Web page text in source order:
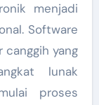
menjadi
Software
yang
lunak
proses